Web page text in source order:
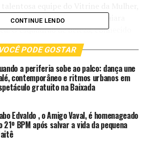
da maquiagem e do cabelo, Maiara
O esquadrão de beleza, conhecido
meticulosas, garantiu que a cantora
para o evento de grande
com sua irmã Maraísa, é um ícone
sertaneja. Elas são conhecidas
música e pela imagem que
Eliana Martins. “Foi uma honra
seu visual espetacular para esta
CONTINUE LENDO
VOCÊ PODE GOSTAR
a periferia sobe ao palco: dança une
contemporâneo e ritmos urbanos em
gratuito na Baixada
Edvaldo , o Amigo Vaval, é homenageado
21º BPM após salvar a vida da pequena